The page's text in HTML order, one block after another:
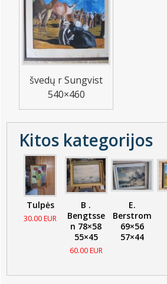
švedų r Sungvist
540×460
Kitos kategorijos
Tulpės
30.00 EUR
B .
Bengtsse
n 78×58
55×45
60.00 EUR
E.
Berstrom
69×56
57×44